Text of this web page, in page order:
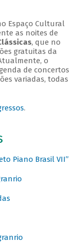
Espaço Cultural
as noites de
, que no
gratuitas da
o
de concertos
variadas, todas
.
Piano Brasil VII”